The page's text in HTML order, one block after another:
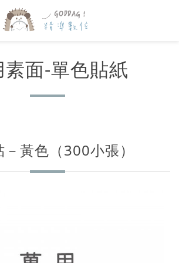
素面-單色貼紙
黃色（300小張）